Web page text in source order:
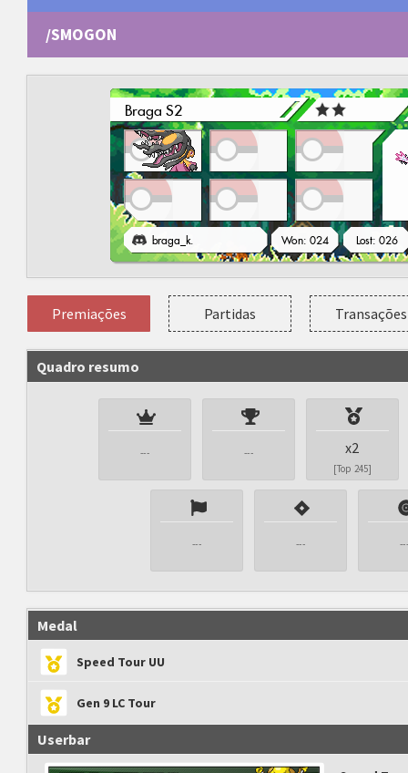
/SMOGON
Premiações Partidas Transações
Quadro resumo
--- --- x2
[Top 245]
--- --- ---
Medal
Speed Tour UU
Gen 9 LC Tour
Userbar